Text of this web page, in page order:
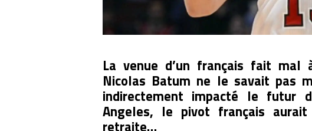
La venue d’un français fait mal
Nicolas Batum ne le savait pas
indirectement impacté le futur
Angeles, le pivot français
retraite…